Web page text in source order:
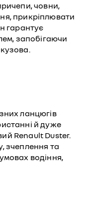
човни,
прикріплювати
гарантує
запобігаючи
ланцюгів
й дуже
Renault Duster.
зчеплення та
водіння,